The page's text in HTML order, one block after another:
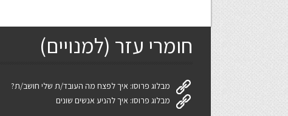
חומרי עזר (למנויים)
מבלוג פרוסו: איך לפצח מה העובד/ת שלי חושב/ת?
מבלוג פרוסו: איך להניע אנשים שונים